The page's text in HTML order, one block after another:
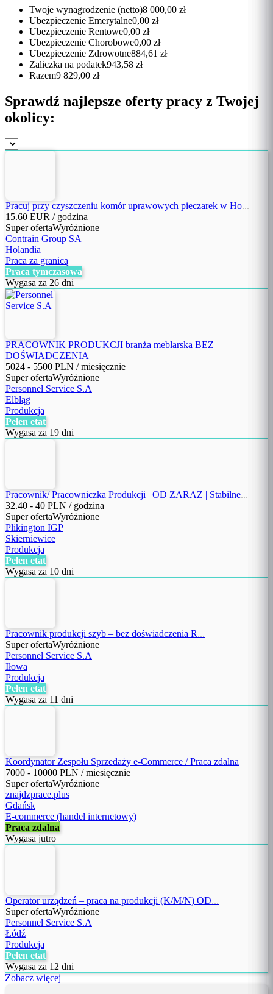
Twoje wynagrodzenie (netto)8 000,00 zł
Ubezpieczenie Emerytalne0,00 zł
Ubezpieczenie Rentowe0,00 zł
Ubezpieczenie Chorobowe0,00 zł
Ubezpieczenie Zdrowotne884,61 zł
Zaliczka na podatek943,58 zł
Razem9 829,00 zł
Sprawdź najlepsze oferty pracy z Twojej
okolicy:
Pracuj przy czyszczeniu komór uprawowych pieczarek w Ho...
15.60 EUR / godzina
Super ofertaWyróżnione
Contrain Group SA
Holandia
Praca za granicą
Praca tymczasowa
Wygasa za 26 dni
PRACOWNIK PRODUKCJI branża meblarska BEZ
DOŚWIADCZENIA
5024 - 5500 PLN / miesięcznie
Super ofertaWyróżnione
Personnel Service S.A
Elbląg
Produkcja
Pełen etat
Wygasa za 19 dni
Pracownik/ Pracowniczka Produkcji | OD ZARAZ | Stabilne...
32.40 - 40 PLN / godzina
Super ofertaWyróżnione
Plikington IGP
Skierniewice
Produkcja
Pełen etat
Wygasa za 10 dni
Pracownik produkcji szyb – bez doświadczenia R...
Super ofertaWyróżnione
Personnel Service S.A
Iłowa
Produkcja
Pełen etat
Wygasa za 11 dni
Koordynator Zespołu Sprzedaży e-Commerce / Praca zdalna
7000 - 10000 PLN / miesięcznie
Super ofertaWyróżnione
znajdzprace.plus
Gdańsk
E-commerce (handel internetowy)
Praca zdalna
Wygasa jutro
Operator urządzeń – praca na produkcji (K/M/N) OD...
Super ofertaWyróżnione
Personnel Service S.A
Łódź
Produkcja
Pełen etat
Wygasa za 12 dni
Zobacz więcej